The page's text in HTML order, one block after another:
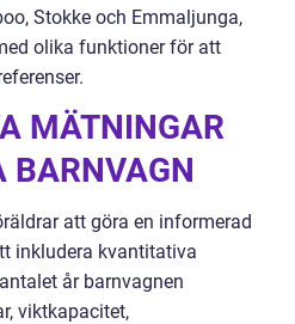
Stokke och Emmaljunga,
olika funktioner för att
MÄTNINGAR
BARNVAGN
att göra en informerad
inkludera kvantitativa
år barnvagnen
viktkapacitet,